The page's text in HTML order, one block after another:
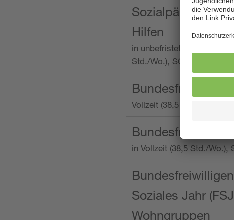
Sozialpädagogin
Hilfen
in unbefristeter
Std./Wo.), SOS-
Vollzeit (38,5 Stunden pro
in Vollzeit (38,5 Std./Wo.),
Soziales Jahr
Wohngruppen